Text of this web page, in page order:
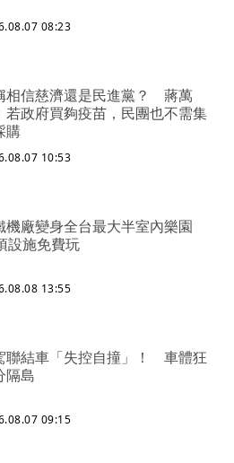
08:23
相信慈濟還是民進黨？ 蔣萬
若政府買夠疫苗，民團也不需集
購
10:53
機廠變身全台最大半室內樂園
設施免費玩
13:55
聯結車「失控自撞」！ 車體狂
隔島
09:15